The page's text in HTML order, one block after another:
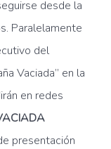
desde la
Paralelamente
del
Vaciada” en la
en redes
presentación